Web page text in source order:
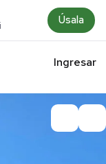
Úsala
Ingresar